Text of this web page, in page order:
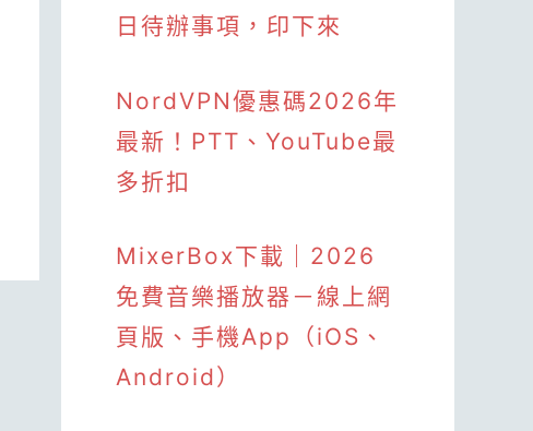
日待辦事項，印下來
NordVPN優惠碼2026年
最新！PTT、YouTube最
多折扣
MixerBox下載｜2026
免費音樂播放器－線上網
頁版、手機App（iOS、
Android）